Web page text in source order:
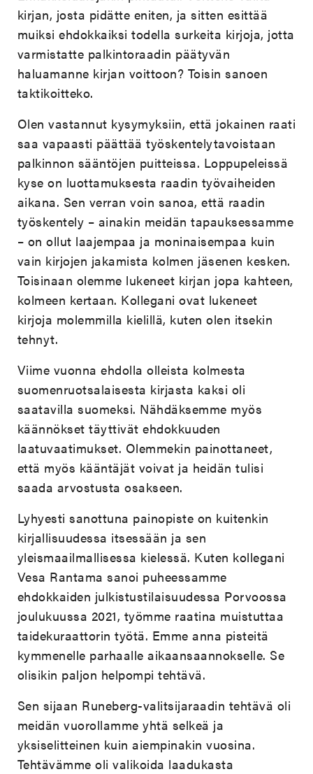
kirjan, josta pidätte eniten, ja sitten esittää
muiksi ehdokkaiksi todella surkeita kirjoja, jotta
varmistatte palkintoraadin päätyvän
haluamanne kirjan voittoon? Toisin sanoen
taktikoitteko.
Olen vastannut kysymyksiin, että jokainen raati
saa vapaasti päättää työskentelytavoistaan
palkinnon sääntöjen puitteissa. Loppupeleissä
kyse on luottamuksesta raadin työvaiheiden
aikana. Sen verran voin sanoa, että raadin
työskentely – ainakin meidän tapauksessamme
– on ollut laajempaa ja moninaisempaa kuin
vain kirjojen jakamista kolmen jäsenen kesken.
Toisinaan olemme lukeneet kirjan jopa kahteen,
kolmeen kertaan. Kollegani ovat lukeneet
kirjoja molemmilla kielillä, kuten olen itsekin
tehnyt.
Viime vuonna ehdolla olleista kolmesta
suomenruotsalaisesta kirjasta kaksi oli
saatavilla suomeksi. Nähdäksemme myös
käännökset täyttivät ehdokkuuden
laatuvaatimukset. Olemmekin painottaneet,
että myös kääntäjät voivat ja heidän tulisi
saada arvostusta osakseen.
Lyhyesti sanottuna painopiste on kuitenkin
kirjallisuudessa itsessään ja sen
yleismaailmallisessa kielessä. Kuten kollegani
Vesa Rantama sanoi puheessamme
ehdokkaiden julkistustilaisuudessa Porvoossa
joulukuussa 2021, työmme raatina muistuttaa
taidekuraattorin työtä. Emme anna pisteitä
kymmenelle parhaalle aikaansaannokselle. Se
olisikin paljon helpompi tehtävä.
Sen sijaan Runeberg-valitsijaraadin tehtävä oli
meidän vuorollamme yhtä selkeä ja
yksiselitteinen kuin aiempinakin vuosina.
Tehtävämme oli valikoida laadukasta